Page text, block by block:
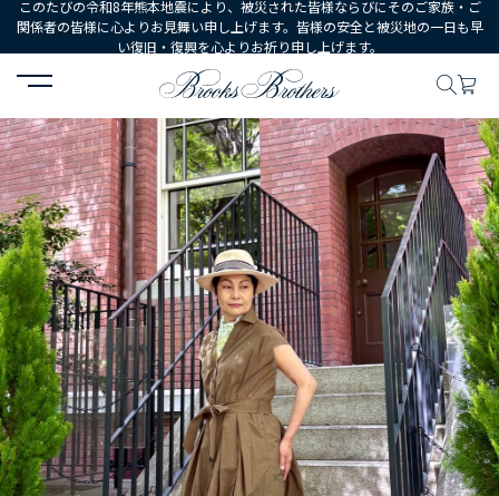
このたびの令和8年熊本地震により、被災された皆様ならびにそのご家族・ご
関係者の皆様に心よりお見舞い申し上げます。皆様の安全と被災地の一日も早
い復旧・復興を心よりお祈り申し上げます。
HOME コーディネート コーディネート詳細